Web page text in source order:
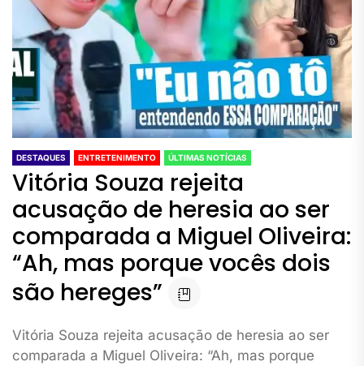
DESTAQUES ENTRETENIMENTO ÚLTIMAS NOTÍCIAS
Vitória Souza rejeita
acusação de heresia ao ser
comparada a Miguel Oliveira:
“Ah, mas porque vocês dois
são hereges”
Vitória Souza rejeita acusação de heresia ao ser
comparada a Miguel Oliveira: “Ah, mas porque